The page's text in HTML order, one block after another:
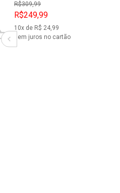
R$309,99
R$249,99
10x de R$ 24,99
sem juros no cartão